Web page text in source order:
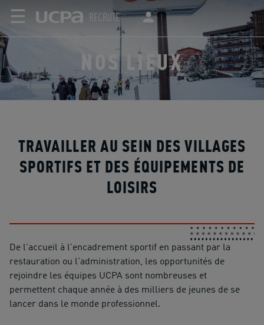
☰ RECRUTE
NOS LIEUX
TRAVAILLER AU SEIN DES VILLAGES
SPORTIFS ET DES ÉQUIPEMENTS DE
LOISIRS
De l'accueil à l'encadrement sportif en passant par la
restauration ou l'administration, les opportunités de
rejoindre les équipes UCPA sont nombreuses et
permettent chaque année à des milliers de jeunes de se
lancer dans le monde professionnel.